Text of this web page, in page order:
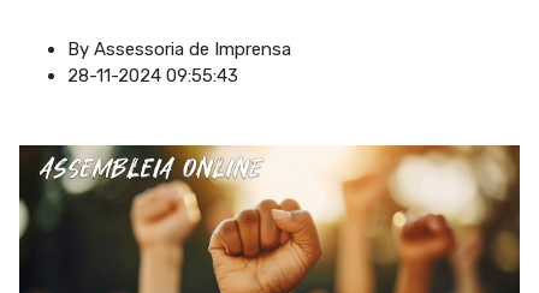
By Assessoria de Imprensa
28-11-2024 09:55:43